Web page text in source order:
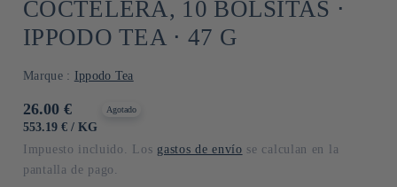
COCTELERA, 10 BOLSITAS ⋅
IPPODO TEA ⋅ 47 G
Marque : Ippodo Tea
Precio
habitual
26.00 €
PRECIO
553.19 € / POR
KG
Agotado
Impuesto incluido. Los gastos de envío se calculan en la
pantalla de pago.